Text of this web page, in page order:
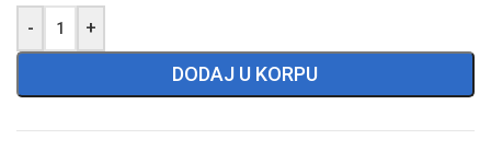
- +
DODAJ U KORPU